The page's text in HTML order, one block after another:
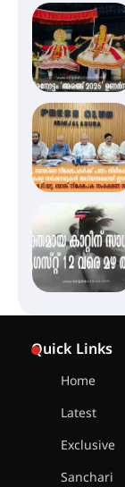
Quick Links
Home
Latest
Exclusive
Sanchari